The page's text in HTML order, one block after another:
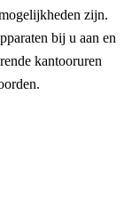
zijn.
bij u aan en
kantooruren